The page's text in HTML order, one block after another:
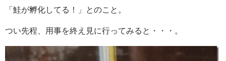
「鮭が孵化してる！」とのこと。
つい先程、用事を終え見に行ってみると・・・。